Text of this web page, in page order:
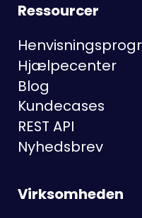
Ressourcer
Hjælpecenter
Blog
Kundecases
REST API
Nyhedsbrev
Virksomheden